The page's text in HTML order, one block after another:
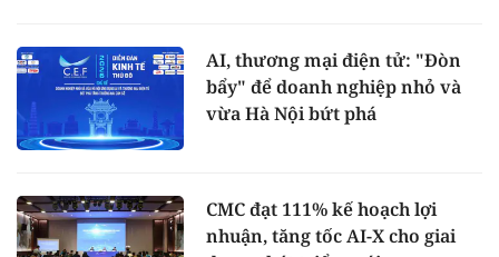
AI, thương mại điện tử: "Đòn
bẩy" để doanh nghiệp nhỏ và
vừa Hà Nội bứt phá
CMC đạt 111% kế hoạch lợi
nhuận, tăng tốc AI-X cho giai